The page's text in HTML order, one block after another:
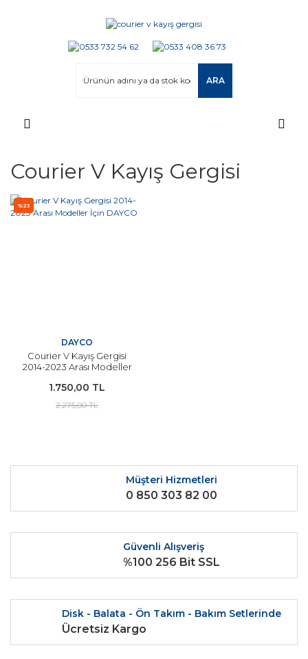
ARA
Courier V Kayış Gergisi
%23
DAYCO
Courier V Kayış Gergisi
2014-2023 Arası Modeller
1.750,00 TL
2.275,00 TL
Müşteri Hizmetleri
0 850 303 82 00
Güvenli Alışveriş
%100 256 Bit SSL
Disk - Balata - Ön Takım - Bakım Setlerinde
Ücretsiz Kargo